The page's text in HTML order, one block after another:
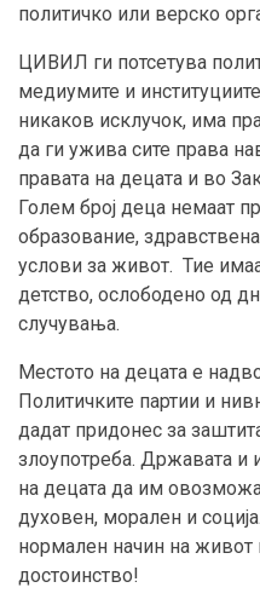
политичко или верско
ЦИВИЛ ги потсетува
медиумите и
никаков исклучок, има
да ги ужива сите права
правата на децата и во
Голем број деца немаат
образование,
услови за живот. Тие
детство, ослободено од
случувања.
Местото на децата е
Политичките партии и
дадат придонес за
злоупотреба. Државата и
на децата да им
духовен, морален и
нормален начин на живот
достоинство!